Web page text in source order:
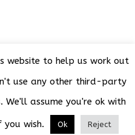
website to help us work out
use any other third-party
We'll assume you're ok with
wish. Ok Reject